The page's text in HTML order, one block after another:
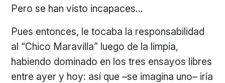
Pero se han visto incapaces…
Pues entonces, le tocaba la responsabilidad
al “Chico Maravilla” luego de la limpia,
habiendo dominado en los tres ensayos libres
entre ayer y hoy: así que –se imagina uno– iría